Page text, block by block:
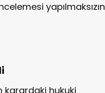
yapılmaksızın
karardaki hukuki